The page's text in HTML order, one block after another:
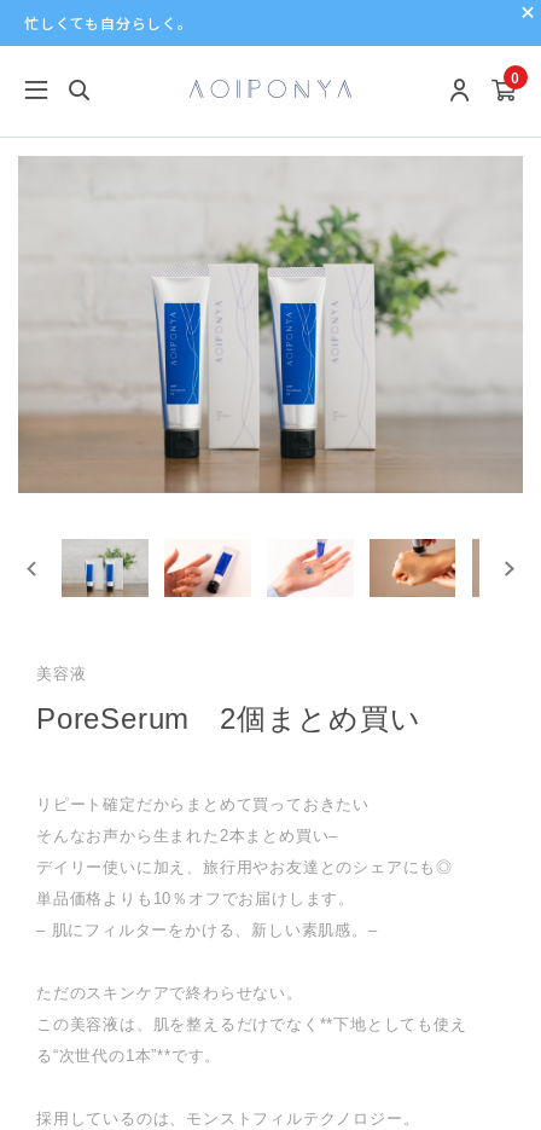
忙しくても自分らしく。
0
美容液
PoreSerum 2個まとめ買い
リピート確定だからまとめて買っておきたい
そんなお声から生まれた2本まとめ買い–
デイリー使いに加え、旅行用やお友達とのシェアにも◎
単品価格よりも10％オフでお届けします。
– 肌にフィルターをかける、新しい素肌感。–
ただのスキンケアで終わらせない。
この美容液は、肌を整えるだけでなく**下地としても使え
る“次世代の1本”**です。
採用しているのは、モンストフィルテクノロジー。